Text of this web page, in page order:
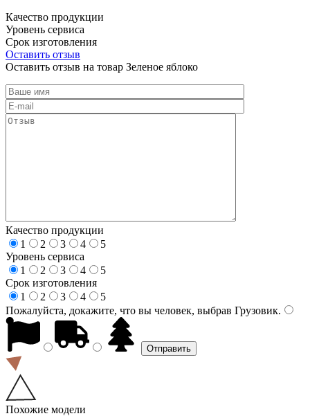
Качество продукции
Уровень сервиса
Срок изготовления
Оставить отзыв
Оставить отзыв на товар Зеленое яблоко
Качество продукции
1
2 3 4
5
Уровень сервиса
1
2 3 4
5
Срок изготовления
1
2 3 4
5
Пожалуйста, докажите, что вы человек, выбрав Грузовик.
Похожие модели